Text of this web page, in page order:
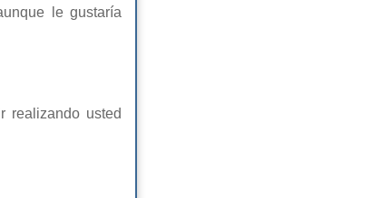
le gustaría
realizando usted